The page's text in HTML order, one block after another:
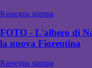
Rassegna stampa
FOTO - L'albero di
la nuova Fiorentina
Rassegna stampa